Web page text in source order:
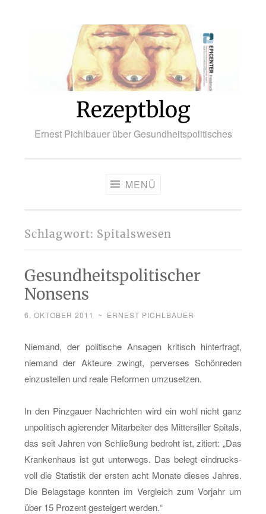
Rezeptblog
Ernest Pichlbauer über Gesundheitspolitisches
MENÜ
Schlagwort: Spitalswesen
Gesundheitspolitischer
Nonsens
6. OKTOBER 2011 ~ ERNEST PICHLBAUER
Nie­mand, der po­li­ti­sche An­sa­gen kri­tisch hin­ter­fragt,
nie­mand der Ak­teu­re zwingt, per­ver­ses Schön­re­den
ein­zu­stel­len und reale Re­for­men um­zu­set­zen.
In den Pinz­gau­er Nach­rich­ten wird ein wohl nicht ganz
un­po­li­tisch agie­ren­der Mit­ar­bei­ter des Mit­ter­sil­ler Spi­tals,
das seit Jah­ren von Schlie­ßung be­droht ist, zi­tiert: „Das
Kran­ken­haus ist gut un­ter­wegs. Das be­legt ein­drucks­
voll die Sta­tis­tik der ers­ten acht Mo­na­te die­ses Jah­res.
Die Be­lag­s­ta­ge konn­ten im Ver­gleich zum Vor­jahr um
über 15 Pro­zent ge­stei­gert wer­den.“